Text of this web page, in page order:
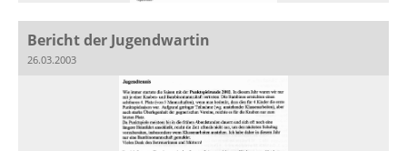
Bericht der Jugendwartin
26.03.2003